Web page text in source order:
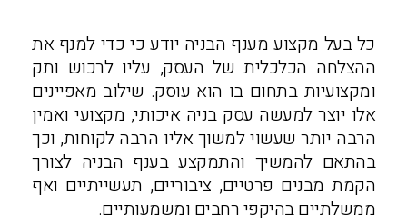
כל בעל מקצוע מענף הבניה יודע כי כדי למנף את
ההצלחה הכלכלית של העסק, עליו לרכוש ותק
ומקצועיות בתחום בו הוא עוסק. שילוב מאפיינים
אלו יוצר למעשה עסק בניה איכותי, מקצועי ואמין
הרבה יותר שעשוי למשוך אליו הרבה לקוחות, וכך
בהתאם להמשיך והתמקצע בענף הבניה לצורך
הקמת מבנים פרטיים, ציבוריים, תעשייתיים ואף
ממשלתיים בהיקפי רחבים ומשמעותיים.